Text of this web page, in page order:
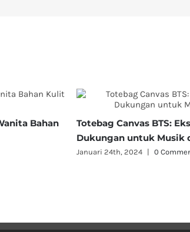
Bahan
Totebag Canvas BTS:
Dukungan untuk Musik
Januari 24th, 2024 | 0